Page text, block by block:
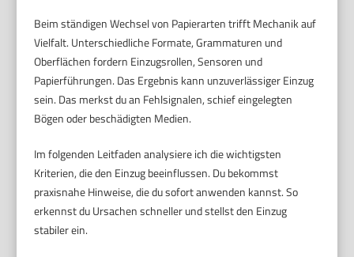
Beim ständigen Wechsel von Papierarten trifft Mechanik auf
Vielfalt. Unterschiedliche Formate, Grammaturen und
Oberflächen fordern Einzugsrollen, Sensoren und
Papierführungen. Das Ergebnis kann unzuverlässiger Einzug
sein. Das merkst du an Fehlsignalen, schief eingelegten
Bögen oder beschädigten Medien.
Im folgenden Leitfaden analysiere ich die wichtigsten
Kriterien, die den Einzug beeinflussen. Du bekommst
praxisnahe Hinweise, die du sofort anwenden kannst. So
erkennst du Ursachen schneller und stellst den Einzug
stabiler ein.